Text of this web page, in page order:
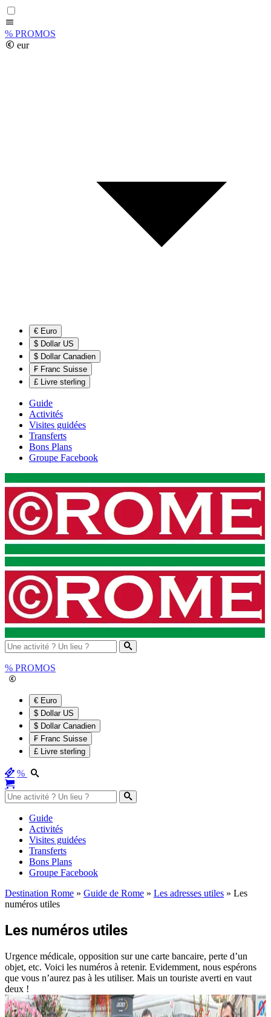
% PROMOS
eur
€ Euro
$ Dollar US
$ Dollar Canadien
₣ Franc Suisse
£ Livre sterling
Guide
Activités
Visites guidées
Transferts
Bons Plans
Groupe Facebook
% PROMOS
€ Euro
$ Dollar US
$ Dollar Canadien
₣ Franc Suisse
£ Livre sterling
%
Guide
Activités
Visites guidées
Transferts
Bons Plans
Groupe Facebook
Destination Rome » Guide de Rome » Les adresses utiles » Les
numéros utiles
Les numéros utiles
Urgence médicale, opposition sur une carte bancaire, perte d’un
objet, etc. Voici les numéros à retenir. Evidemment, nous espérons
que vous n’aurez pas à les utiliser. Mais un touriste averti en vaut
deux !